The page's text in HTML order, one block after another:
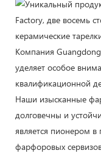
Компания
уделяет особое
квалификационной
Наши изысканные
долговечны и
является пионером в
фарфоровых